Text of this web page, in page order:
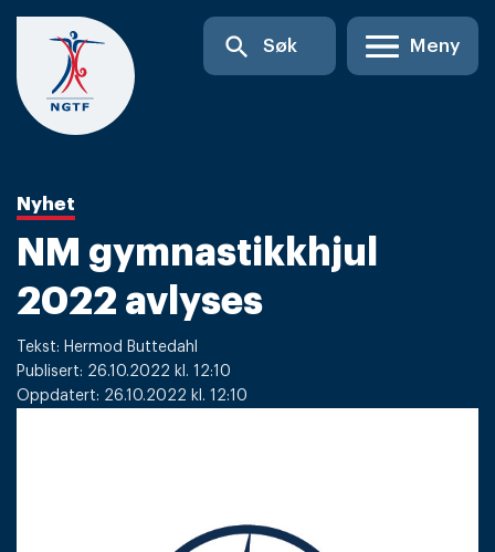
Skip
content
search Søk Meny
Nyhet
NM gymnastikkhjul
2022 avlyses
Tekst: Hermod Buttedahl
Publisert: 26.10.2022 kl. 12:10
Oppdatert: 26.10.2022 kl. 12:10